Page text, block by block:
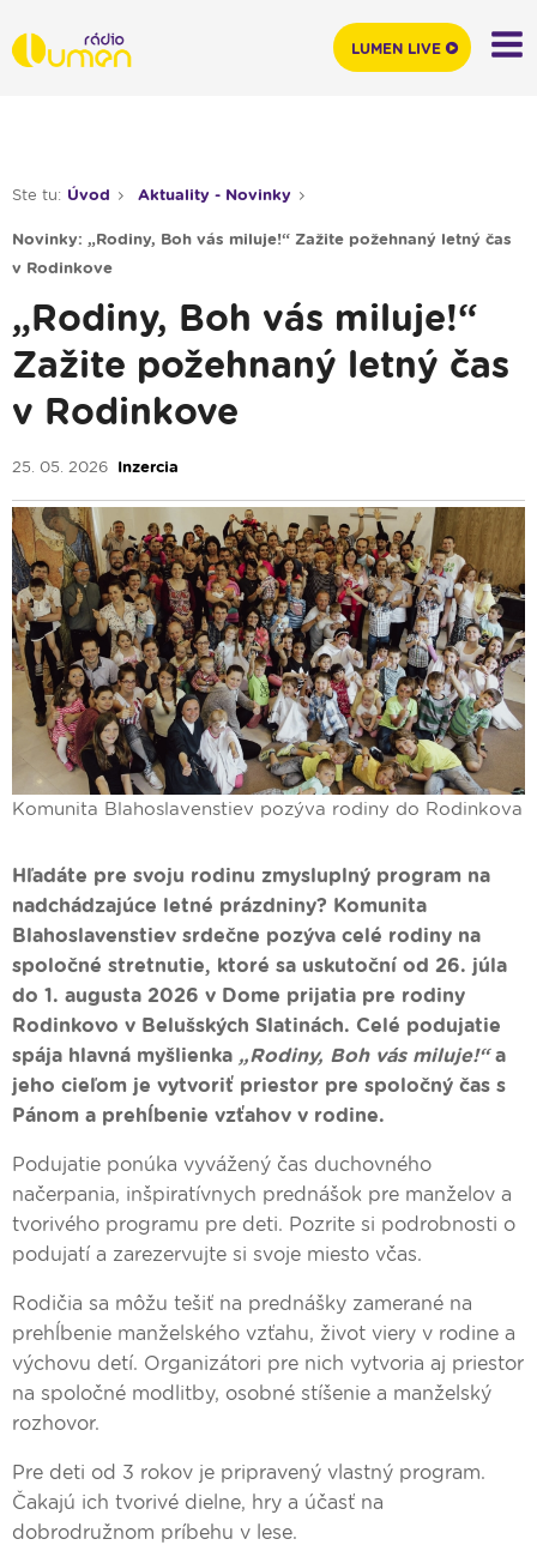
Ste tu: Úvod Aktuality - Novinky
Novinky: „Rodiny, Boh vás miluje!“ Zažite požehnaný letný čas
v Rodinkove
„Rodiny, Boh vás miluje!“
Zažite požehnaný letný čas
v Rodinkove
25. 05. 2026 Inzercia
Komunita Blahoslavenstiev pozýva rodiny do Rodinkova
Hľadáte pre svoju rodinu zmysluplný program na
nadchádzajúce letné prázdniny? Komunita
Blahoslavenstiev srdečne pozýva celé rodiny na
spoločné stretnutie, ktoré sa uskutoční od 26. júla
do 1. augusta 2026 v Dome prijatia pre rodiny
Rodinkovo v Belušských Slatinách. Celé podujatie
spája hlavná myšlienka „Rodiny, Boh vás miluje!“a
jeho cieľom je vytvoriť priestor pre spoločný čas s
Pánom a prehĺbenie vzťahov v rodine.
Podujatie ponúka vyvážený čas duchovného
načerpania, inšpiratívnych prednášok pre manželov a
tvorivého programu pre deti. Pozrite si podrobnosti o
podujatí a zarezervujte si svoje miesto včas.
Rodičia sa môžu tešiť na prednášky zamerané na
prehĺbenie manželského vzťahu, život viery v rodine a
výchovu detí. Organizátori pre nich vytvoria aj priestor
na spoločné modlitby, osobné stíšenie a manželský
rozhovor.
Pre deti od 3 rokov je pripravený vlastný program.
Čakajú ich tvorivé dielne, hry a účasť na
dobrodružnom príbehu v lese.
LUMEN LIVE